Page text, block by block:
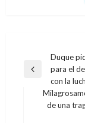
de
entradas
Entrada
Duque
para el
con la
Entrada
de una